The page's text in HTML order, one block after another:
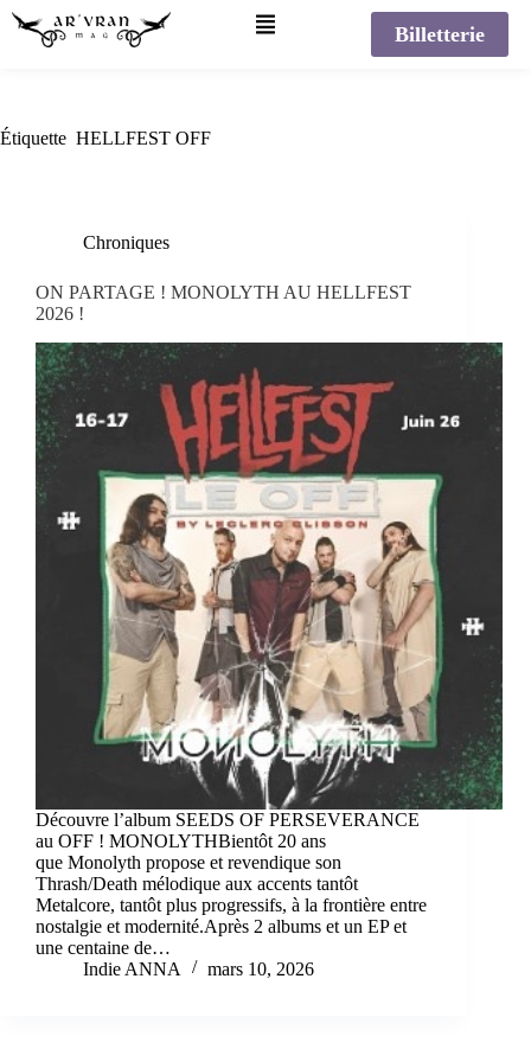
Billetterie
Étiquette HELLFEST OFF
Chroniques
ON PARTAGE ! MONOLYTH AU HELLFEST
2026 !
Découvre l’album SEEDS OF PERSEVERANCE
au OFF ! MONOLYTHBientôt 20 ans
que Monolyth propose et revendique son
Thrash/Death mélodique aux accents tantôt
Metalcore, tantôt plus progressifs, à la frontière entre
nostalgie et modernité.Après 2 albums et un EP et
une centaine de…
Indie ANNA
mars 10, 2026